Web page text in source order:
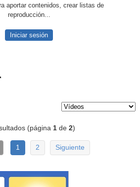
aportar contenidos, crear listas de
reproducción...
Iniciar sesión
(página1 de2)
1 2 Siguiente